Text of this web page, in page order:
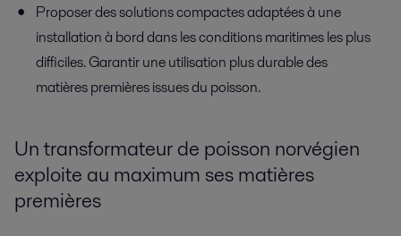
Proposer des solutions compactes adaptées à une
installation à bord dans les conditions maritimes les plus
difficiles. Garantir une utilisation plus durable des
matières premières issues du poisson.
Un transformateur de poisson norvégien
exploite au maximum ses matières
premières